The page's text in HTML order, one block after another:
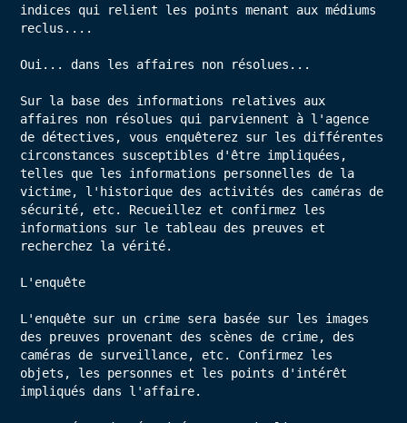
indices qui relient les points menant aux médiums
reclus....
Oui... dans les affaires non résolues...
Sur la base des informations relatives aux
affaires non résolues qui parviennent à l'agence
de détectives, vous enquêterez sur les différentes
circonstances susceptibles d'être impliquées,
telles que les informations personnelles de la
victime, l'historique des activités des caméras de
sécurité, etc. Recueillez et confirmez les
informations sur le tableau des preuves et
recherchez la vérité.
L'enquête
L'enquête sur un crime sera basée sur les images
des preuves provenant des scènes de crime, des
caméras de surveillance, etc. Confirmez les
objets, les personnes et les points d'intérêt
impliqués dans l'affaire.